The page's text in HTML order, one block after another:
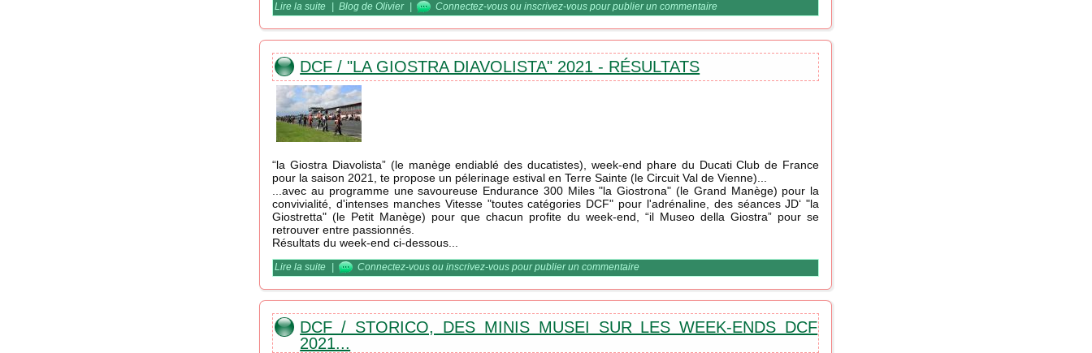
Lire la suite de Superbonus pour les SuperQuadro à Magny-Cours !
|Blog de Olivier | Connectez-vous ouinscrivez-vous pour publier un commentaire
DCF / "LA GIOSTRA DIAVOLISTA" 2021 - RÉSULTATS
“la Giostra Diavolista” (le manège endiablé des ducatistes), week-end phare du Ducati Club de France
pour la saison 2021, te propose un pélerinage estival en Terre Sainte (le Circuit Val de Vienne)...
...avec au programme une savoureuse Endurance 300 Miles "la Giostrona" (le Grand Manège) pour la
convivialité, d'intenses manches Vitesse "toutes catégories DCF" pour l'adrénaline, des séances JD‘ "la
Giostretta" (le Petit Manège) pour que chacun profite du week-end, “il Museo della Giostra” pour se
retrouver entre passionnés.
Résultats du week-end ci-dessous...
Lire la suite de DCF / "la Giostra Diavolista" 2021 - Résultats
| Connectez-vous ouinscrivez-vous pour publier un commentaire
DCF / STORICO, DES MINIS MUSEI SUR LES WEEK-ENDS DCF
2021...